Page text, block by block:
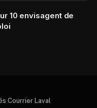
10 envisagent de
Courrier Laval